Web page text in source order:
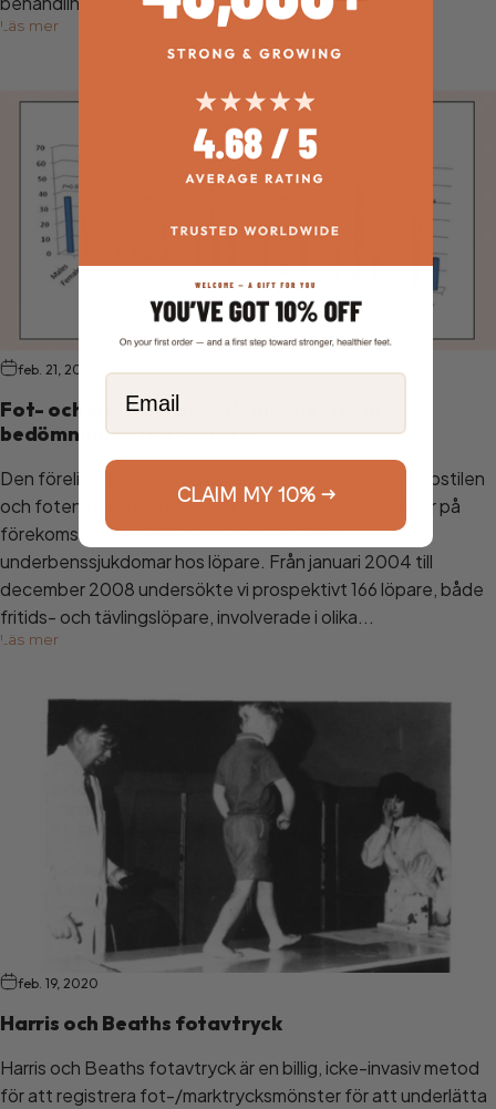
Läs mer
feb. 21, 2020
Fot- och underbenssjukdomar hos löpare:
bedömning av riskfaktorer
Den föreliggande studien analyserade effekten av löpstilen
och fotens morfologiska och funktionella egenskaper på
förekomsten av icke-traumatiska fot- och
underbenssjukdomar hos löpare. Från januari 2004 till
december 2008 undersökte vi prospektivt 166 löpare, både
fritids- och tävlingslöpare, involverade i olika...
Läs mer
feb. 19, 2020
Harris och Beaths fotavtryck
Harris och Beaths fotavtryck är en billig, icke-invasiv metod
för att registrera fot-/marktrycksmönster för att underlätta
CLAIM MY 10% →